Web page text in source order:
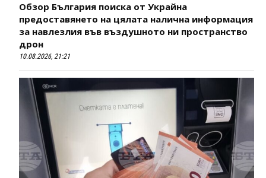
Обзор България поиска от Украйна
предоставянето на цялата налична информация
за навлезлия във въздушното ни пространство
дрон
10.08.2026, 21:21